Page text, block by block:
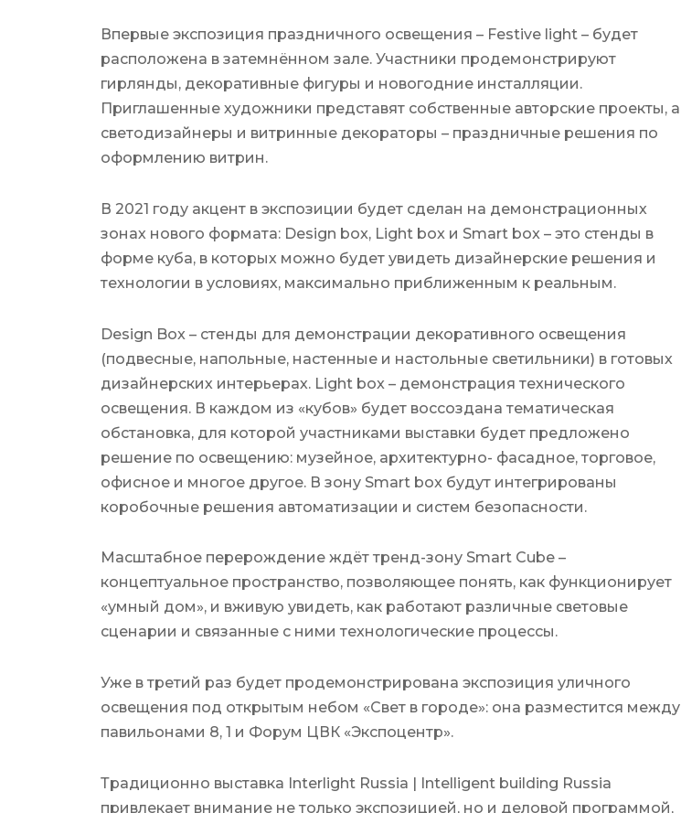
Впервые экспозиция праздничного освещения – Festive light – будет
расположена в затемнённом зале. Участники продемонстрируют
гирлянды, декоративные фигуры и новогодние инсталляции.
Приглашенные художники представят собственные авторские проекты, а
светодизайнеры и витринные декораторы – праздничные решения по
оформлению витрин.
В 2021 году акцент в экспозиции будет сделан на демонстрационных
зонах нового формата: Design box, Light box и Smart box – это стенды в
форме куба, в которых можно будет увидеть дизайнерские решения и
технологии в условиях, максимально приближенным к реальным.
Design Box – стенды для демонстрации декоративного освещения
(подвесные, напольные, настенные и настольные светильники) в готовых
дизайнерских интерьерах. Light box – демонстрация технического
освещения. В каждом из «кубов» будет воссоздана тематическая
обстановка, для которой участниками выставки будет предложено
решение по освещению: музейное, архитектурно- фасадное, торговое,
офисное и многое другое. В зону Smart box будут интегрированы
коробочные решения автоматизации и систем безопасности.
Масштабное перерождение ждёт тренд-зону Smart Cube –
концептуальное пространство, позволяющее понять, как функционирует
«умный дом», и вживую увидеть, как работают различные световые
сценарии и связанные с ними технологические процессы.
Уже в третий раз будет продемонстрирована экспозиция уличного
освещения под открытым небом «Свет в городе»: она разместится между
павильонами 8, 1 и Форум ЦВК «Экспоцентр».
Традиционно выставка Interlight Russia | Intelligent building Russia
привлекает внимание не только экспозицией, но и деловой программой,